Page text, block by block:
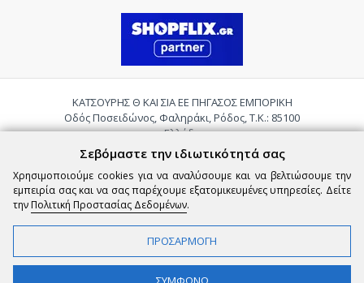
ΚΑΤΣΟΥΡΗΣ Θ ΚΑΙ ΣΙΑ ΕΕ ΠΗΓΑΣΟΣ ΕΜΠΟΡΙΚΗ
Οδός Ποσειδώνος, Φαληράκι, Ρόδος, Τ.Κ.: 85100
Ελλάδα
Τηλ.:2241085059
Email:
pigasosemporiki@gmail.com
ΦΙΛΤΡΑ
Σεβόμαστε την ιδιωτικότητά σας
Χρησιμοποιούμε cookies για να αναλύσουμε και να βελτιώσουμε την
εμπειρία σας και να σας παρέχουμε εξατομικευμένες υπηρεσίες. Δείτε
την Πολιτική Προστασίας Δεδομένων.
ΠΡΟΣΑΡΜΟΓΗ